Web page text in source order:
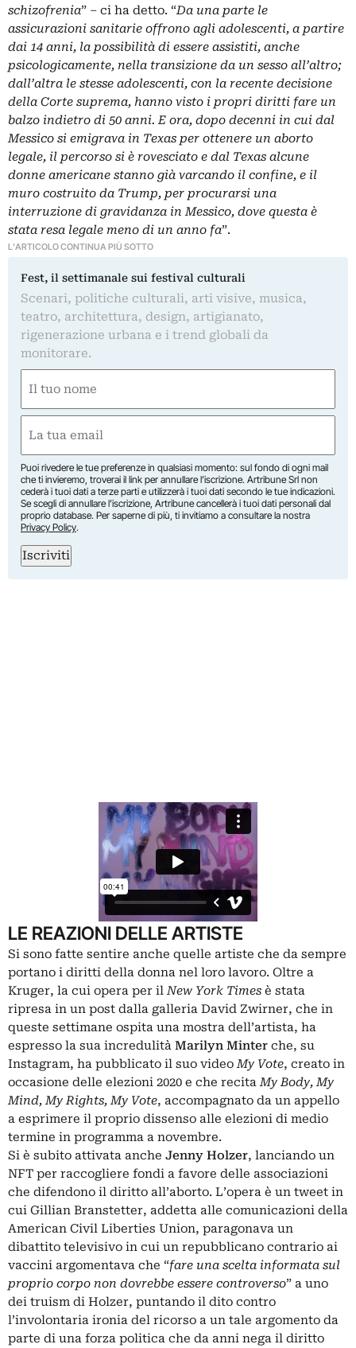
schizofrenia” ‒ ci ha detto. “Da una parte le
assicurazioni sanitarie offrono agli adolescenti, a partire
dai 14 anni, la possibilità di essere assistiti, anche
psicologicamente, nella transizione da un sesso all’altro;
dall’altra le stesse adolescenti, con la recente decisione
della Corte suprema, hanno visto i propri diritti fare un
balzo indietro di 50 anni. E ora, dopo decenni in cui dal
Messico si emigrava in Texas per ottenere un aborto
legale, il percorso si è rovesciato e dal Texas alcune
donne americane stanno già varcando il confine, e il
muro costruito da Trump, per procurarsi una
interruzione di gravidanza in Messico, dove questa è
stata resa legale meno di un anno fa”.
L'ARTICOLO CONTINUA PIÙ SOTTO
Fest, il settimanale sui festival culturali
Scenari, politiche culturali, arti visive, musica,
teatro, architettura, design, artigianato,
rigenerazione urbana e i trend globali da
monitorare.
(Obbligatorio)
Nome
(Obbligatorio)
Puoi rivedere le tue preferenze in qualsiasi momento: sul fondo di ogni mail
che ti invieremo, troverai il link per annullare l’iscrizione. Artribune Srl non
cederà i tuoi dati a terze parti e utilizzerà i tuoi dati secondo le tue indicazioni.
Se scegli di annullare l’iscrizione, Artribune cancellerà i tuoi dati personali dal
proprio database. Per saperne di più, ti invitiamo a consultare la nostra
Privacy Policy.
Iscriviti
LE REAZIONI DELLE ARTISTE
Si sono fatte sentire anche quelle artiste che da sempre
portano i diritti della donna nel loro lavoro. Oltre a
Kruger, la cui opera per ilNew York Times è stata
ripresa in un post dalla galleria David Zwirner, che in
queste settimane ospita una mostra dell’artista, ha
espresso la sua incredulità Marilyn Minter che, su
Instagram, ha pubblicato il suo videoMy Vote, creato in
occasione delle elezioni 2020 e che recitaMy Body, My
Mind, My Rights, My Vote, accompagnato da un appello
a esprimere il proprio dissenso alle elezioni di medio
termine in programma a novembre.
Si è subito attivata anche Jenny Holzer, lanciando un
NFT per raccogliere fondi a favore delle associazioni
che difendono il diritto all’aborto. L’opera è un tweet in
cui Gillian Branstetter, addetta alle comunicazioni della
American Civil Liberties Union, paragonava un
dibattito televisivo in cui un repubblicano contrario ai
vaccini argomentava che “fare una scelta informata sul
proprio corpo non dovrebbe essere controverso” a uno
dei truism di Holzer, puntando il dito contro
l’involontaria ironia del ricorso a un tale argomento da
parte di una forza politica che da anni nega il diritto